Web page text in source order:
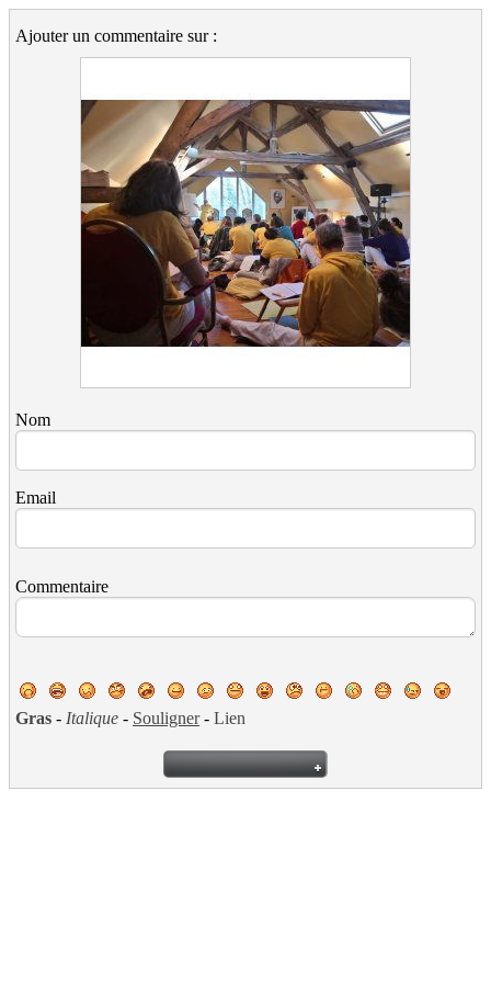
Ajouter un commentaire sur :
Nom
Email
Commentaire
Gras - Italique - Souligner- Lien